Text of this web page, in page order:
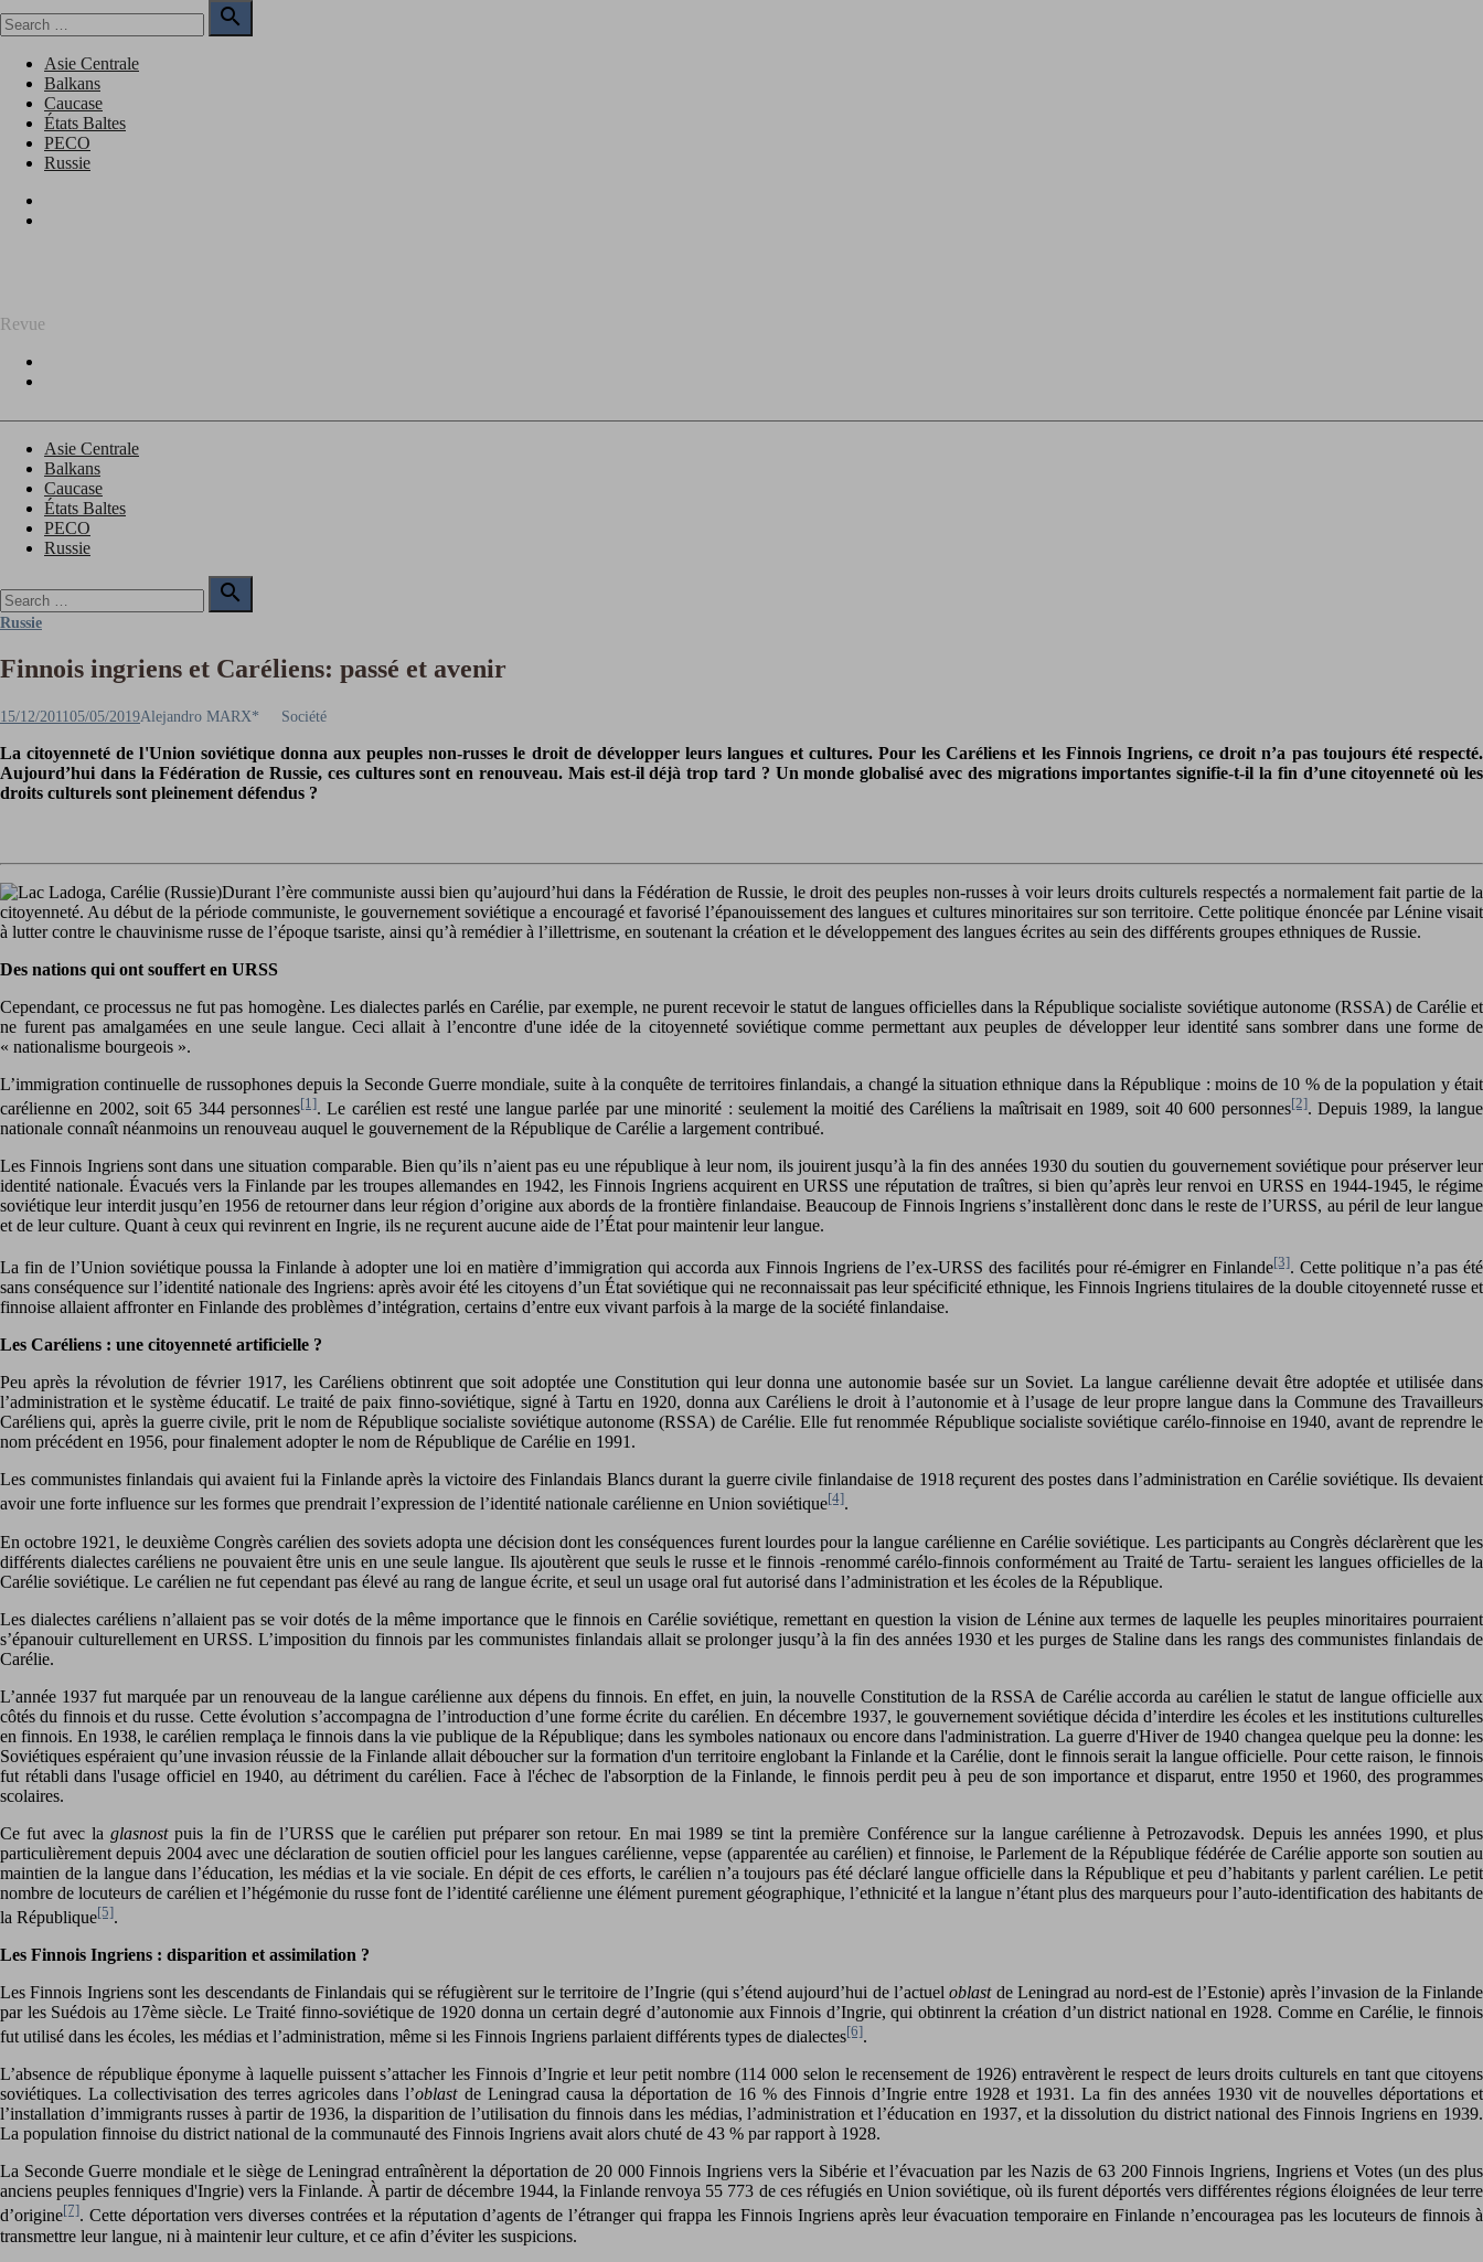
to
for:

Search
Asie Centrale
Balkans
Caucase
États Baltes
PECO
Russie
Revue
Asie Centrale
Balkans
Caucase
États Baltes
PECO
Russie
for:

Search
Russie
Finnois ingriens et Caréliens: passé et avenir
Posted
15/12/2011 05/05/2019Author
Alejandro MARX* Société
La citoyenneté de l'Union soviétique donna aux peuples non-russes le droit de développer leurs langues et cultures. Pour les Caréliens et les Finnois Ingriens, ce droit n’a pas toujours été respecté.
Aujourd’hui dans la Fédération de Russie, ces cultures sont en renouveau. Mais est-il déjà trop tard ? Un monde globalisé avec des migrations importantes signifie-t-il la fin d’une citoyenneté où les
droits culturels sont pleinement défendus ?
Durant l’ère communiste aussi bien qu’aujourd’hui dans la Fédération de Russie, le droit des peuples non-russes à voir leurs droits culturels respectés a normalement fait partie de la
citoyenneté. Au début de la période communiste, le gouvernement soviétique a encouragé et favorisé l’épanouissement des langues et cultures minoritaires sur son territoire. Cette politique énoncée par Lénine visait
à lutter contre le chauvinisme russe de l’époque tsariste, ainsi qu’à remédier à l’illettrisme, en soutenant la création et le développement des langues écrites au sein des différents groupes ethniques de Russie.
Des nations qui ont souffert en URSS
Cependant, ce processus ne fut pas homogène. Les dialectes parlés en Carélie, par exemple, ne purent recevoir le statut de langues officielles dans la République socialiste soviétique autonome (RSSA) de Carélie et
ne furent pas amalgamées en une seule langue. Ceci allait à l’encontre d'une idée de la citoyenneté soviétique comme permettant aux peuples de développer leur identité sans sombrer dans une forme de
« nationalisme bourgeois ».
L’immigration continuelle de russophones depuis la Seconde Guerre mondiale, suite à la conquête de territoires finlandais, a changé la situation ethnique dans la République : moins de 10 % de la population y était
carélienne en 2002, soit 65 344 personnes[1]. Le carélien est resté une langue parlée par une minorité : seulement la moitié des Caréliens la maîtrisait en 1989, soit 40 600 personnes[2]. Depuis 1989, la langue
nationale connaît néanmoins un renouveau auquel le gouvernement de la République de Carélie a largement contribué.
Les Finnois Ingriens sont dans une situation comparable. Bien qu’ils n’aient pas eu une république à leur nom, ils jouirent jusqu’à la fin des années 1930 du soutien du gouvernement soviétique pour préserver leur
identité nationale. Évacués vers la Finlande par les troupes allemandes en 1942, les Finnois Ingriens acquirent en URSS une réputation de traîtres, si bien qu’après leur renvoi en URSS en 1944-1945, le régime
soviétique leur interdit jusqu’en 1956 de retourner dans leur région d’origine aux abords de la frontière finlandaise. Beaucoup de Finnois Ingriens s’installèrent donc dans le reste de l’URSS, au péril de leur langue
et de leur culture. Quant à ceux qui revinrent en Ingrie, ils ne reçurent aucune aide de l’État pour maintenir leur langue.
La fin de l’Union soviétique poussa la Finlande à adopter une loi en matière d’immigration qui accorda aux Finnois Ingriens de l’ex-URSS des facilités pour ré-émigrer en Finlande[3]. Cette politique n’a pas été
sans conséquence sur l’identité nationale des Ingriens: après avoir été les citoyens d’un État soviétique qui ne reconnaissait pas leur spécificité ethnique, les Finnois Ingriens titulaires de la double citoyenneté russe et
finnoise allaient affronter en Finlande des problèmes d’intégration, certains d’entre eux vivant parfois à la marge de la société finlandaise.
Les Caréliens : une citoyenneté artificielle ?
Peu après la révolution de février 1917, les Caréliens obtinrent que soit adoptée une Constitution qui leur donna une autonomie basée sur un Soviet. La langue carélienne devait être adoptée et utilisée dans
l’administration et le système éducatif. Le traité de paix finno-soviétique, signé à Tartu en 1920, donna aux Caréliens le droit à l’autonomie et à l’usage de leur propre langue dans la Commune des Travailleurs
Caréliens qui, après la guerre civile, prit le nom de République socialiste soviétique autonome (RSSA) de Carélie. Elle fut renommée République socialiste soviétique carélo-finnoise en 1940, avant de reprendre le
nom précédent en 1956, pour finalement adopter le nom de République de Carélie en 1991.
Les communistes finlandais qui avaient fui la Finlande après la victoire des Finlandais Blancs durant la guerre civile finlandaise de 1918 reçurent des postes dans l’administration en Carélie soviétique. Ils devaient
avoir une forte influence sur les formes que prendrait l’expression de l’identité nationale carélienne en Union soviétique[4].
En octobre 1921, le deuxième Congrès carélien des soviets adopta une décision dont les conséquences furent lourdes pour la langue carélienne en Carélie soviétique. Les participants au Congrès déclarèrent que les
différents dialectes caréliens ne pouvaient être unis en une seule langue. Ils ajoutèrent que seuls le russe et le finnois -renommé carélo-finnois conformément au Traité de Tartu- seraient les langues officielles de la
Carélie soviétique. Le carélien ne fut cependant pas élevé au rang de langue écrite, et seul un usage oral fut autorisé dans l’administration et les écoles de la République.
Les dialectes caréliens n’allaient pas se voir dotés de la même importance que le finnois en Carélie soviétique, remettant en question la vision de Lénine aux termes de laquelle les peuples minoritaires pourraient
s’épanouir culturellement en URSS. L’imposition du finnois par les communistes finlandais allait se prolonger jusqu’à la fin des années 1930 et les purges de Staline dans les rangs des communistes finlandais de
Carélie.
L’année 1937 fut marquée par un renouveau de la langue carélienne aux dépens du finnois. En effet, en juin, la nouvelle Constitution de la RSSA de Carélie accorda au carélien le statut de langue officielle aux
côtés du finnois et du russe. Cette évolution s’accompagna de l’introduction d’une forme écrite du carélien. En décembre 1937, le gouvernement soviétique décida d’interdire les écoles et les institutions culturelles
en finnois. En 1938, le carélien remplaça le finnois dans la vie publique de la République; dans les symboles nationaux ou encore dans l'administration. La guerre d'Hiver de 1940 changea quelque peu la donne: les
Soviétiques espéraient qu’une invasion réussie de la Finlande allait déboucher sur la formation d'un territoire englobant la Finlande et la Carélie, dont le finnois serait la langue officielle. Pour cette raison, le finnois
fut rétabli dans l'usage officiel en 1940, au détriment du carélien. Face à l'échec de l'absorption de la Finlande, le finnois perdit peu à peu de son importance et disparut, entre 1950 et 1960, des programmes
scolaires.
Ce fut avec laglasnostpuis la fin de l’URSS que le carélien put préparer son retour. En mai 1989 se tint la première Conférence sur la langue carélienne à Petrozavodsk. Depuis les années 1990, et plus
particulièrement depuis 2004 avec une déclaration de soutien officiel pour les langues carélienne, vepse (apparentée au carélien) et finnoise, le Parlement de la République fédérée de Carélie apporte son soutien au
maintien de la langue dans l’éducation, les médias et la vie sociale. En dépit de ces efforts, le carélien n’a toujours pas été déclaré langue officielle dans la République et peu d’habitants y parlent carélien. Le petit
nombre de locuteurs de carélien et l’hégémonie du russe font de l’identité carélienne une élément purement géographique, l’ethnicité et la langue n’étant plus des marqueurs pour l’auto-identification des habitants de
la République[5].
Les Finnois Ingriens : disparition et assimilation ?
Les Finnois Ingriens sont les descendants de Finlandais qui se réfugièrent sur le territoire de l’Ingrie (qui s’étend aujourd’hui de l’actueloblastde Leningrad au nord-est de l’Estonie) après l’invasion de la Finlande
par les Suédois au 17ème siècle. Le Traité finno-soviétique de 1920 donna un certain degré d’autonomie aux Finnois d’Ingrie, qui obtinrent la création d’un district national en 1928. Comme en Carélie, le finnois
fut utilisé dans les écoles, les médias et l’administration, même si les Finnois Ingriens parlaient différents types de dialectes[6].
L’absence de république éponyme à laquelle puissent s’attacher les Finnois d’Ingrie et leur petit nombre (114 000 selon le recensement de 1926) entravèrent le respect de leurs droits culturels en tant que citoyens
soviétiques. La collectivisation des terres agricoles dans l’oblastde Leningrad causa la déportation de 16 % des Finnois d’Ingrie entre 1928 et 1931. La fin des années 1930 vit de nouvelles déportations et
l’installation d’immigrants russes à partir de 1936, la disparition de l’utilisation du finnois dans les médias, l’administration et l’éducation en 1937, et la dissolution du district national des Finnois Ingriens en 1939.
La population finnoise du district national de la communauté des Finnois Ingriens avait alors chuté de 43 % par rapport à 1928.
La Seconde Guerre mondiale et le siège de Leningrad entraînèrent la déportation de 20 000 Finnois Ingriens vers la Sibérie et l’évacuation par les Nazis de 63 200 Finnois Ingriens, Ingriens et Votes (un des plus
anciens peuples fenniques d'Ingrie) vers la Finlande. À partir de décembre 1944, la Finlande renvoya 55 773 de ces réfugiés en Union soviétique, où ils furent déportés vers différentes régions éloignées de leur terre
d’origine[7]. Cette déportation vers diverses contrées et la réputation d’agents de l’étranger qui frappa les Finnois Ingriens après leur évacuation temporaire en Finlande n’encouragea pas les locuteurs de finnois à
transmettre leur langue, ni à maintenir leur culture, et ce afin d’éviter les suspicions.